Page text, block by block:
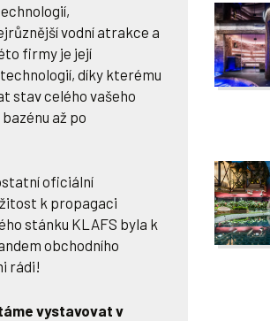
vodní atrakce a
firmy je její
díky kterému
stav celého vašeho
až po
oficiální
k propagaci
stánku KLAFS byla k
obchodního
rádi!
vystavovat v